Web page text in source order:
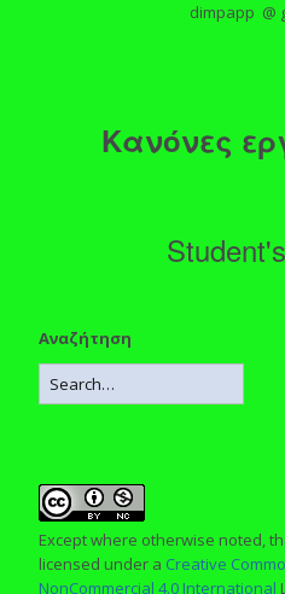
dimpapp @
Κανόνες
Αναζήτηση
Except where otherwise noted,
licensed under a Creative
NonCommercial 4.0 International